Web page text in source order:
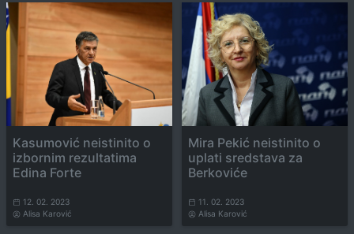
Kasumović neistinito o
izbornim rezultatima
Edina Forte
12. 02. 2023
Alisa Karović
Mira Pekić neistinito o
uplati sredstava za
Berkoviće
11. 02. 2023
Alisa Karović